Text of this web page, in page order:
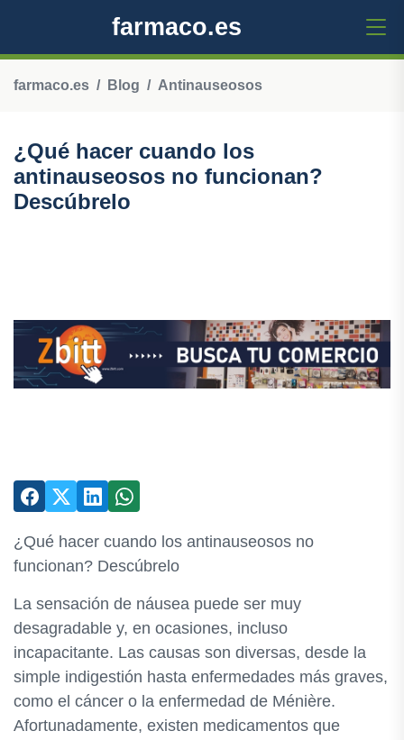
farmaco.es
farmaco.es Blog Antinauseosos
¿Qué hacer cuando los
antinauseosos no funcionan?
Descúbrelo
¿Qué hacer cuando los antinauseosos no
funcionan? Descúbrelo
La sensación de náusea puede ser muy
desagradable y, en ocasiones, incluso
incapacitante. Las causas son diversas, desde la
simple indigestión hasta enfermedades más graves,
como el cáncer o la enfermedad de Ménière.
Afortunadamente, existen medicamentos que